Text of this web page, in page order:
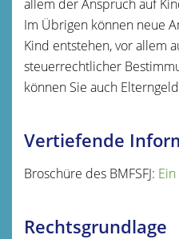
allem der Anspruch auf
Im Übrigen können neue
Kind entstehen, vor allem
steuerrechtlicher
können Sie auch
Vertiefende
Broschüre des BMFSFJ:
Rechtsgrundlage